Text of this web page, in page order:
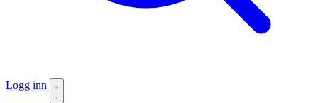
Logg inn